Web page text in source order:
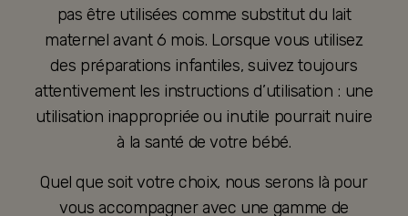
pas être utilisées comme substitut du lait
maternel avant 6 mois. Lorsque vous utilisez
des préparations infantiles, suivez toujours
attentivement les instructions d’utilisation : une
utilisation inappropriée ou inutile pourrait nuire
à la santé de votre bébé.
Quel que soit votre choix, nous serons là pour
vous accompagner avec une gamme de